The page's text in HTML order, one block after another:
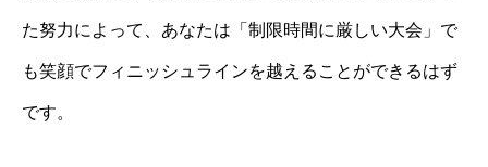
た努力によって、あなたは「制限時間に厳しい大会」で
も笑顔でフィニッシュラインを越えることができるはず
です。